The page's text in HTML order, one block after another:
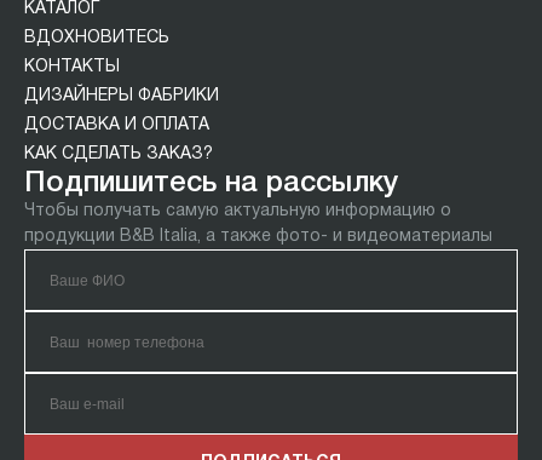
КАТАЛОГ
ВДОХНОВИТЕСЬ
КОНТАКТЫ
ДИЗАЙНЕРЫ ФАБРИКИ
ДОСТАВКА И ОПЛАТА
КАК СДЕЛАТЬ ЗАКАЗ?
Подпишитесь на рассылку
Чтобы получать самую актуальную информацию о
продукции B&B Italia, а также фото- и видеоматериалы